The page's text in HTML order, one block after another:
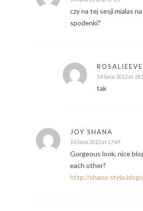
czy na tej sesji mialas
spodenki?
ROSALIEEVE
14 lipca 2012 at
tak
JOY SHANA
14 lipca 2012 at 17:49
Gorgeous look, nice
each other?
http://shana-